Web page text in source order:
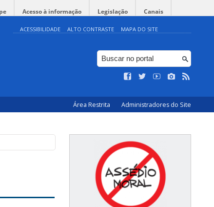
Acesso à informação Legislação Canais
ACESSIBILIDADE ALTO CONTRASTE MAPA DO SITE
Área Restrita Administradores do Site